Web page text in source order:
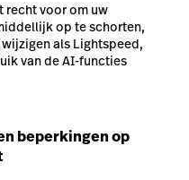
recht voor om uw
op te schorten,
als Lightspeed,
van de AI-functies
beperkingen op